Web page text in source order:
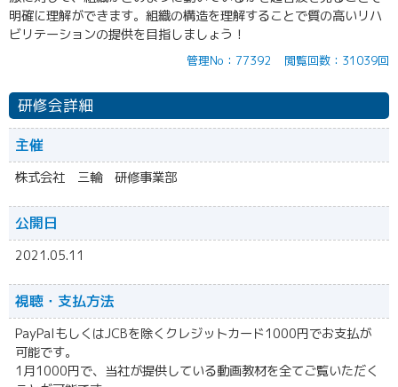
明確に理解ができます。組織の構造を理解することで質の高いリハ
ビリテーションの提供を目指しましょう！
管理No：77392 閲覧回数：31039回
研修会詳細
主催
株式会社 三輪 研修事業部
公開日
2021.05.11
視聴・ 支払方法
PayPalもしくはJCBを除くクレジットカード1000円でお支払が
可能です。
1月1000円で、当社が提供している動画教材を全てご覧いただく